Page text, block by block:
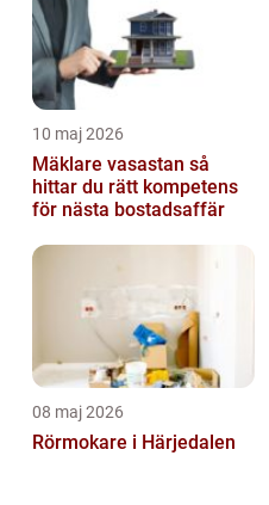
10 maj 2026
Mäklare vasastan så
hittar du rätt kompetens
för nästa bostadsaffär
08 maj 2026
Rörmokare i Härjedalen